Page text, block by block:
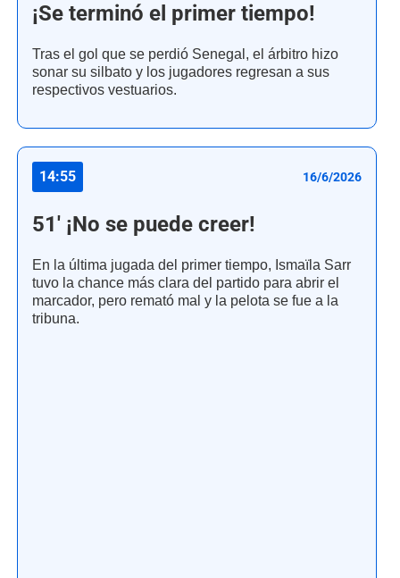
¡Se terminó el primer tiempo!
Tras el gol que se perdió Senegal, el árbitro hizo
sonar su silbato y los jugadores regresan a sus
respectivos vestuarios.
14:55 16/6/2026
51' ¡No se puede creer!
En la última jugada del primer tiempo, Ismaïla Sarr
tuvo la chance más clara del partido para abrir el
marcador, pero remató mal y la pelota se fue a la
tribuna.